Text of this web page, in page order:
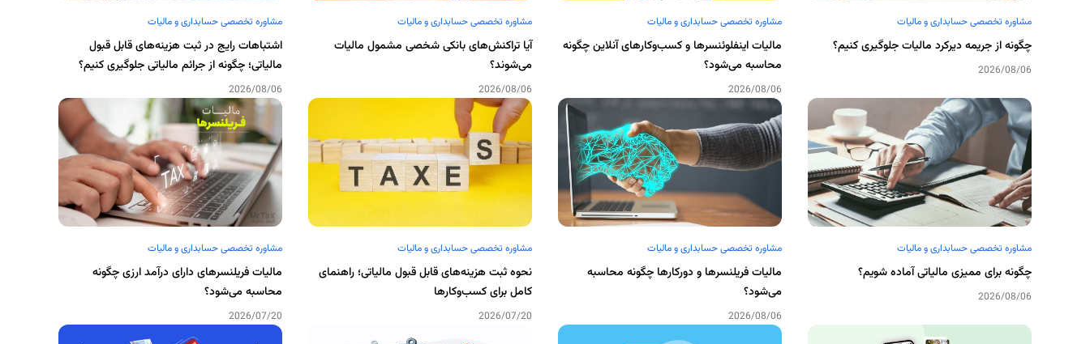
مشاوره تخصصی حسابداری و مالیات
چگونه از جریمه دیرکرد مالیات جلوگیری کنیم؟
2026/08/06
مشاوره تخصصی حسابداری و مالیات
مالیات اینفلوئنسرها و کسب‌وکارهای آنلاین چگونه
محاسبه می‌شود؟
2026/08/06
مشاوره تخصصی حسابداری و مالیات
آیا تراکنش‌های بانکی شخصی مشمول مالیات
می‌شوند؟
2026/08/06
مشاوره تخصصی حسابداری و مالیات
اشتباهات رایج در ثبت هزینه‌های قابل قبول
مالیاتی؛ چگونه از جرائم مالیاتی جلوگیری کنیم؟
2026/08/06
مشاوره تخصصی حسابداری و مالیات
چگونه برای ممیزی مالیاتی آماده شویم؟
2026/08/06
مشاوره تخصصی حسابداری و مالیات
مالیات فریلنسرها و دورکارها چگونه محاسبه
می‌شود؟
2026/08/06
مشاوره تخصصی حسابداری و مالیات
نحوه ثبت هزینه‌های قابل قبول مالیاتی؛ راهنمای
کامل برای کسب‌وکارها
2026/07/20
مشاوره تخصصی حسابداری و مالیات
مالیات فریلنسرهای دارای درآمد ارزی چگونه
محاسبه می‌شود؟
2026/07/20